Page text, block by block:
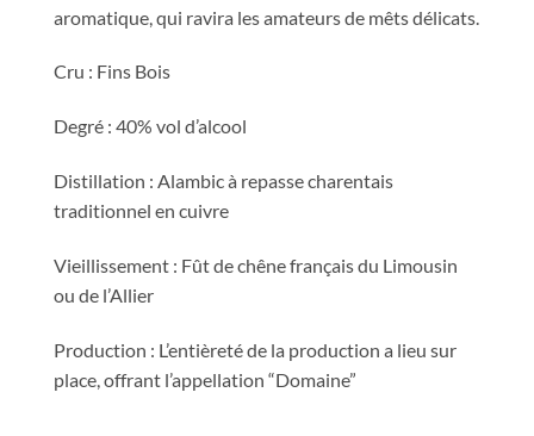
aromatique, qui ravira les amateurs de mêts délicats.
Cru : Fins Bois
Degré : 40% vol d’alcool
Distillation : Alambic à repasse charentais
traditionnel en cuivre
Vieillissement : Fût de chêne français du Limousin
ou de l’Allier
Production : L’entièreté de la production a lieu sur
place, offrant l’appellation “Domaine”